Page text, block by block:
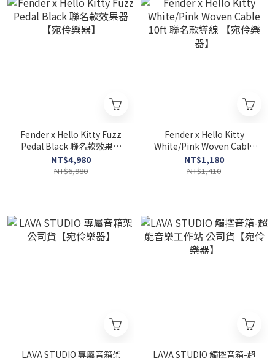
Fender x Hello Kitty Fuzz
Pedal Black 聯名款效果器
【宛伶樂器】
NT$4,980
NT$6,980
Fender x Hello Kitty
White/Pink Woven Cable
10ft 聯名款導線 【宛伶樂
器】
NT$1,180
NT$1,410
LAVA STUDIO 專屬音箱架
LAVA STUDIO 觸控音箱-超